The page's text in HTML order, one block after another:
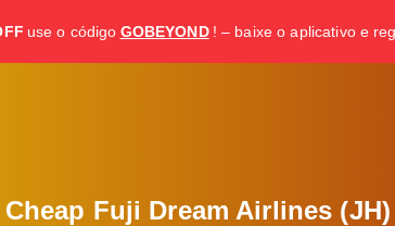
use o código GOBEYOND ! – baixe o aplicativo e
Fuji Dream Airlines